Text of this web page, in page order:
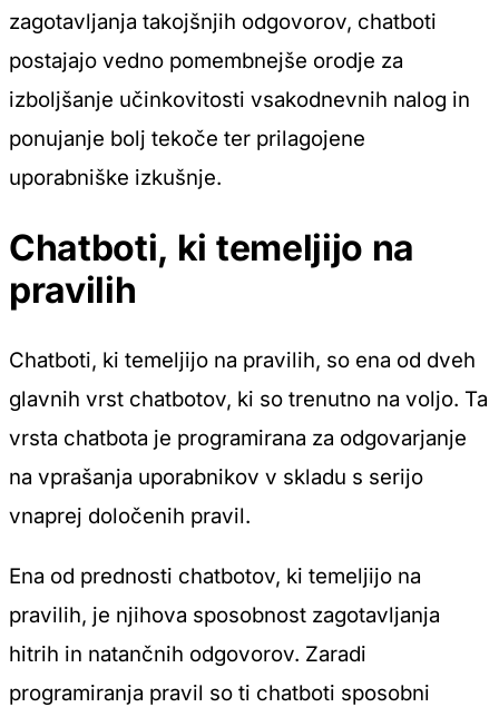
zagotavljanja takojšnjih odgovorov, chatboti
postajajo vedno pomembnejše orodje za
izboljšanje učinkovitosti vsakodnevnih nalog in
ponujanje bolj tekoče ter prilagojene
uporabniške izkušnje.
Chatboti, ki temeljijo na
pravilih
Chatboti, ki temeljijo na pravilih, so ena od dveh
glavnih vrst chatbotov, ki so trenutno na voljo. Ta
vrsta chatbota je programirana za odgovarjanje
na vprašanja uporabnikov v skladu s serijo
vnaprej določenih pravil.
Ena od prednosti chatbotov, ki temeljijo na
pravilih, je njihova sposobnost zagotavljanja
hitrih in natančnih odgovorov. Zaradi
programiranja pravil so ti chatboti sposobni